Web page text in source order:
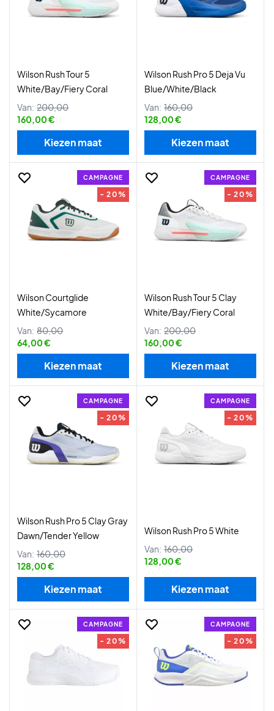
Wilson Rush Tour 5
White/Bay/Fiery Coral
Van: 200,00
160,00 €
Kiezen maat
Wilson Rush Pro 5 Deja Vu
Blue/White/Black
Van: 160,00
128,00 €
Kiezen maat
CAMPAGNE
- 20%
Wilson Courtglide
White/Sycamore
Van: 80,00
64,00 €
Kiezen maat
CAMPAGNE
- 20%
Wilson Rush Tour 5 Clay
White/Bay/Fiery Coral
Van: 200,00
160,00 €
Kiezen maat
CAMPAGNE
- 20%
Wilson Rush Pro 5 Clay Gray
Dawn/Tender Yellow
Van: 160,00
128,00 €
Kiezen maat
CAMPAGNE
- 20%
Wilson Rush Pro 5 White
Van: 160,00
128,00 €
Kiezen maat
CAMPAGNE
- 20%
CAMPAGNE
- 20%